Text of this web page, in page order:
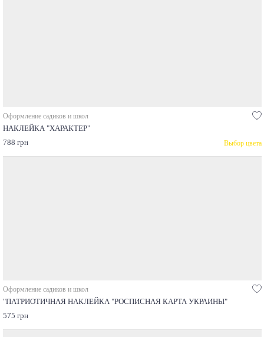
Оформление садиков и школ
НАКЛЕЙКА "ХАРАКТЕР"
788 грн
Выбор цвета
Оформление садиков и школ
"ПАТРИОТИЧНАЯ НАКЛЕЙКА "РОСПИСНАЯ КАРТА УКРАИНЫ"
575 грн